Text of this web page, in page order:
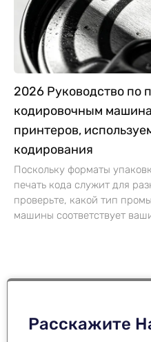
2026 Руководство
кодировочным
принтеров,
кодирования
Поскольку форматы
печать кода служит для
проверьте, какой тип
машины соответствует
Расскажите